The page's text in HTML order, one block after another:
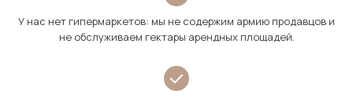
У нас нет гипермаркетов: мы не содержим армию продавцов и
не обслуживаем гектары арендных площадей.